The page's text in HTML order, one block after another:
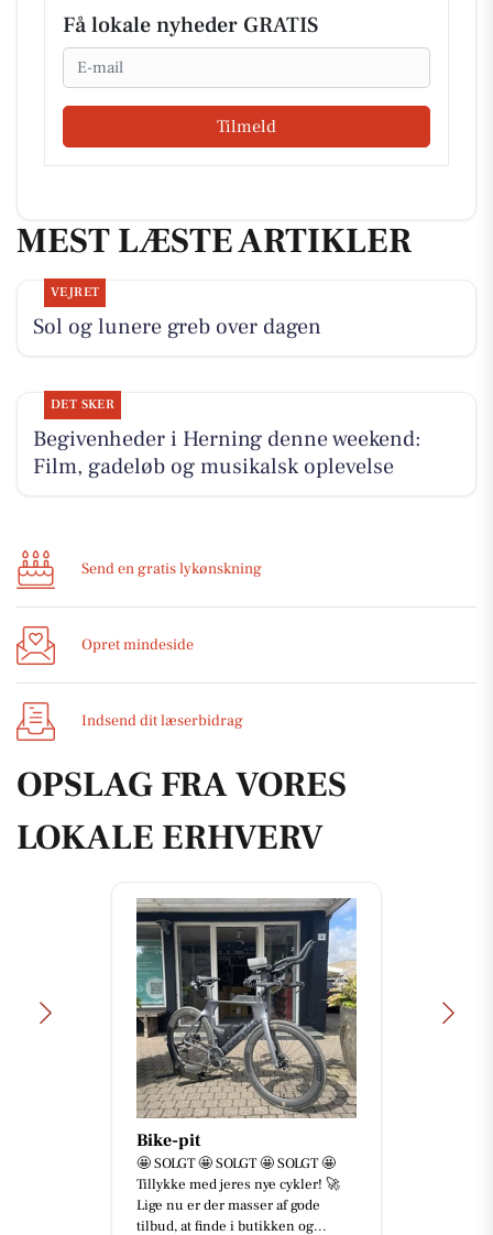
Få lokale nyheder GRATIS
Email
Tilmeld
MEST LÆSTE ARTIKLER
VEJRET
Sol og lunere greb over dagen
DET SKER
Begivenheder i Herning denne weekend:
Film, gadeløb og musikalsk oplevelse
Send en gratis lykønskning
Opret mindeside
Indsend dit læserbidrag
OPSLAG FRA VORES
LOKALE ERHVERV
Skousen Herning
💪 Ingen opgave er for stor – og
ingen er for svær! 🚛🔧 Hos
Skousen Herning elsker vi en
udfordring. Uanset om det er